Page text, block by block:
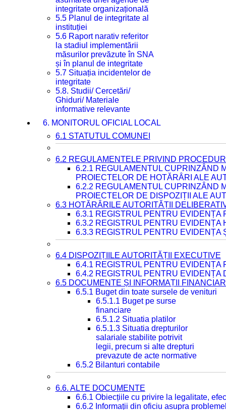
integritate organizațională
5.5 Planul de integritate al
instituției
5.6 Raport narativ referitor
la stadiul implementării
măsurilor prevăzute în SNA
și în planul de integritate
5.7 Situația incidentelor de
integritate
5.8. Studii/ Cercetări/
Ghiduri/ Materiale
informative relevante
6. MONITORUL OFICIAL LOCAL
6.1 STATUTUL COMUNEI
6.2 REGULAMENTELE PRIVIND
6.2.1 REGULAMENTUL CUPRINZÂND
PROIECTELOR DE HOTĂRÂRI ALE
6.2.2 REGULAMENTUL CUPRINZÂND
PROIECTELOR DE DISPOZIȚII ALE
6.3 HOTĂRÂRILE AUTORITĂȚII
6.3.1 REGISTRUL PENTRU EVIDENȚA
6.3.2 REGISTRUL PENTRU EVIDENȚA
6.3.3 REGISTRUL PENTRU EVIDENȚA
6.4 DISPOZIȚIILE AUTORITĂȚII EXECUTIVE
6.4.1 REGISTRUL PENTRU EVIDENȚA
6.4.2 REGISTRUL PENTRU EVIDENȚA
6.5 DOCUMENTE ȘI INFORMAȚII
6.5.1 Buget din toate sursele de venituri
6.5.1.1 Buget pe surse
financiare
6.5.1.2 Situatia platilor
6.5.1.3 Situatia drepturilor
salariale stabilite potrivit
legii, precum si alte drepturi
prevazute de acte normative
6.5.2 Bilanturi contabile
6.6. ALTE DOCUMENTE
6.6.1 Obiecțiile cu privire la legalitate,
6.6.2 Informații din oficiu asupra